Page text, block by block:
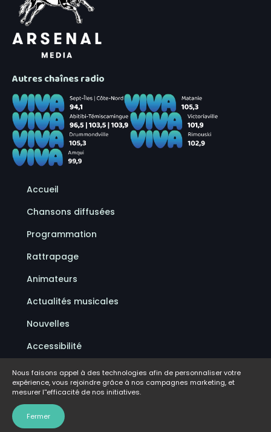
Autres chaînes radio
Accueil
Chansons diffusées
Programmation
Rattrapage
Animateurs
Actualités musicales
Nouvelles
Accessibilité
Politique de confidentialité
Conditions d'utilisation
FAQ
Nous faisons appel à des technologies afin de personnaliser votre
expérience, vous rejoindre grâce à nos campagnes marketing, et
mesurer l''efficacité de nos initiatives.
Fermer